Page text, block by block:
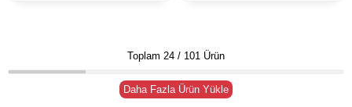
Toplam 24 / 101 Ürün
Daha Fazla Ürün Yükle